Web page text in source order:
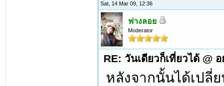
Sat, 14 Mar 09, 12:36
ฟางลอย
Moderator
RE: วันเดียวก็เที่ยวได้ @
หลังจากนั้นได้เปลี่